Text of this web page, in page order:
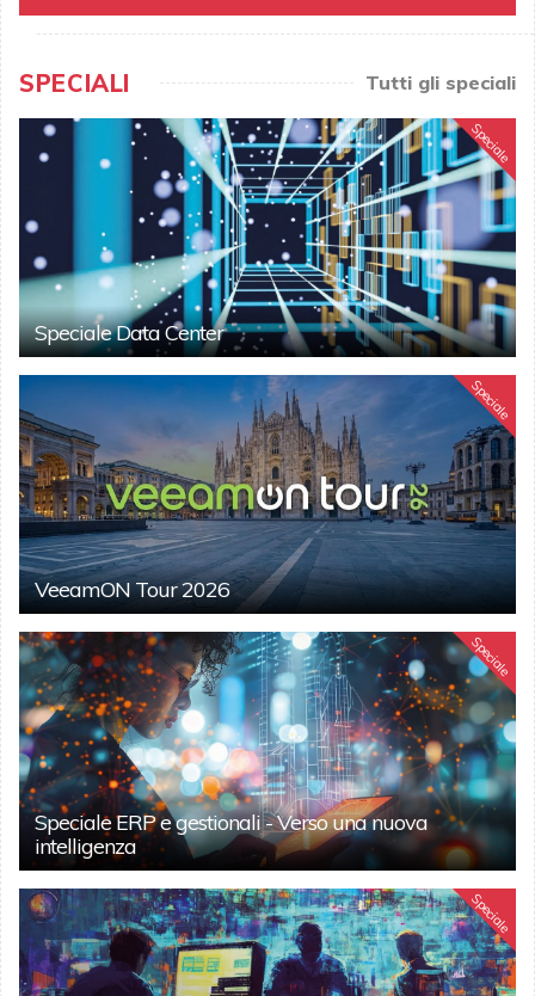
SPECIALI Tutti gli speciali
Speciale
Speciale Data Center
Speciale
VeeamON Tour 2026
Speciale
Speciale ERP e gestionali - Verso una nuova
intelligenza
Speciale